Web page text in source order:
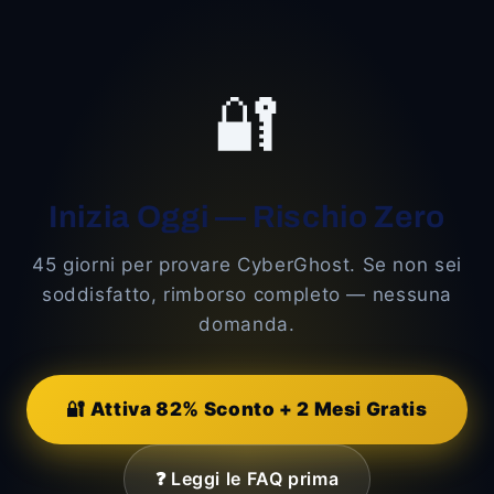
🔐
Inizia Oggi — Rischio Zero
45 giorni per provare CyberGhost. Se non sei
soddisfatto, rimborso completo — nessuna
domanda.
🔐 Attiva 82% Sconto + 2 Mesi Gratis
❓ Leggi le FAQ prima